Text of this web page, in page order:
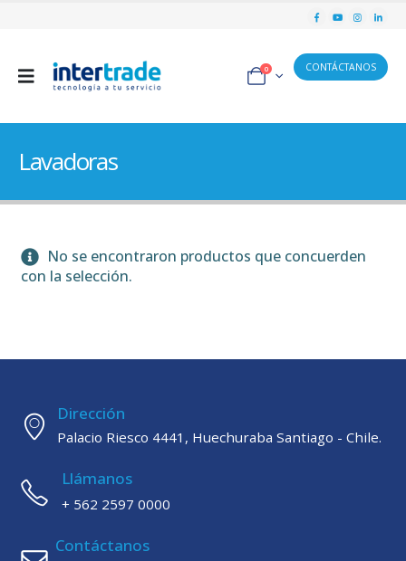
0 CONTÁCTANOS
Lavadoras
No se encontraron productos que concuerden
con la selección.
Dirección
Palacio Riesco 4441, Huechuraba Santiago - Chile.
Llámanos
+ 562 2597 0000
Contáctanos